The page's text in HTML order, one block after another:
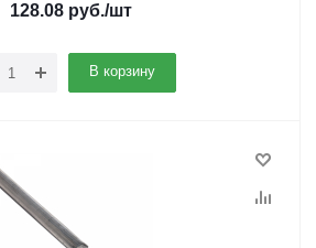
128.08руб./шт
В корзину